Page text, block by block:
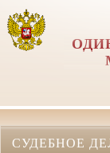
СУДЕБНОЕ